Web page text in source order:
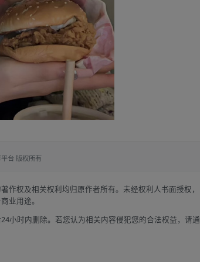
台 版权所有
作权及相关权利均归原作者所有。未经权利人书面授权，
业用途。
小时内删除。若您认为相关内容侵犯您的合法权益，请通